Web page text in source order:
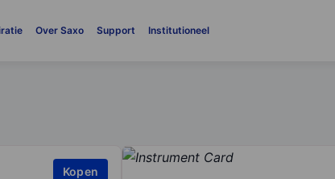
Over Saxo Support Institutioneel
Kopen